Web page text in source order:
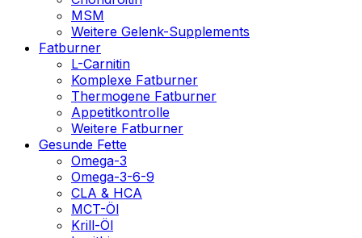
MSM
Weitere Gelenk-Supplements
Fatburner
L-Carnitin
Komplexe Fatburner
Thermogene Fatburner
Appetitkontrolle
Weitere Fatburner
Gesunde Fette
Omega-3
Omega-3-6-9
CLA & HCA
MCT-Öl
Krill-Öl